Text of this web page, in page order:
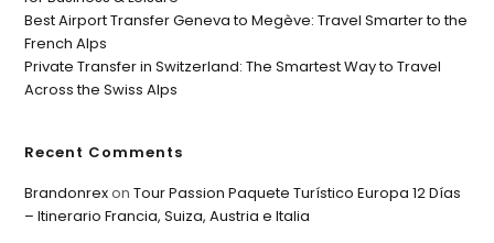
Best Airport Transfer Geneva to Megève: Travel Smarter to the
French Alps
Private Transfer in Switzerland: The Smartest Way to Travel
Across the Swiss Alps
Recent Comments
BrandonrexonTour Passion Paquete Turístico Europa 12 Días
– Itinerario Francia, Suiza, Austria e Italia